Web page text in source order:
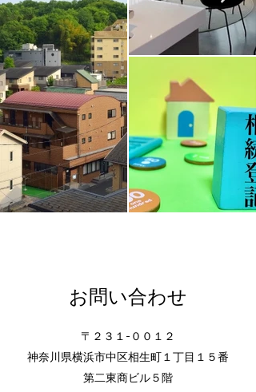
お問い合わせ
​〒２３１-００１２
神奈川県横浜市中区相生町１丁目１５番
​第二東商ビル５階